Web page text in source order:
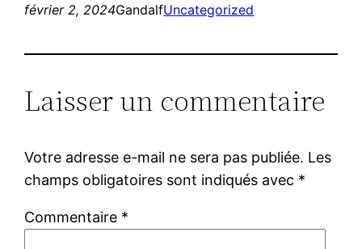
février 2, 2024GandalfUncategorized
Laisser un commentaire
Votre adresse e-mail ne sera pas publiée. Les
champs obligatoires sont indiqués avec *
Commentaire *